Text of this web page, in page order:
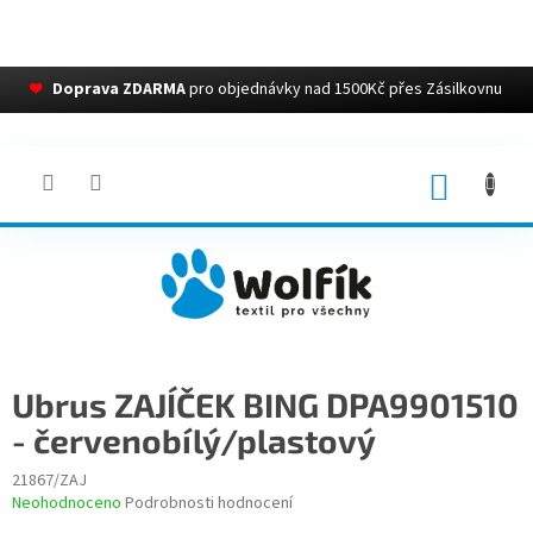
❤ Doprava ZDARMApro objednávky nad 1500Kč přes Zásilkovnu
Ubrus ZAJÍČEK BING DPA9901510
- červenobílý/plastový
21867/ZAJ
Průměrné
Neohodnoceno Podrobnosti hodnocení